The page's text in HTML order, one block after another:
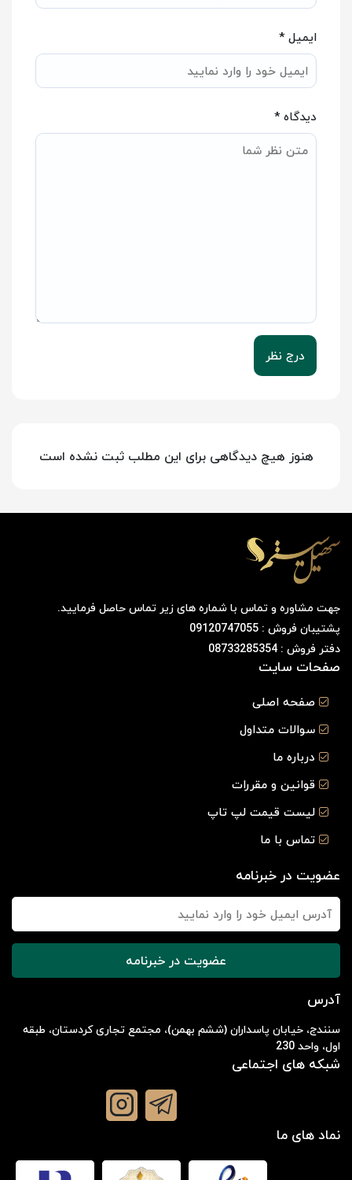
ایمیل *
دیدگاه *
درج نظر
هنوز هیچ دیدگاهی برای این مطلب ثبت نشده است
جهت مشاوره و تماس با شماره های زیر تماس حاصل فرمایید.
پشتیبان فروش : 09120747055
دفتر فروش : 08733285354
صفحات سایت
صفحه اصلی
سوالات متداول
درباره ما
قوانین و مقررات
لیست قیمت لپ تاپ
تماس با ما
عضویت در خبرنامه
عضویت در خبرنامه
آدرس
سنندج، خیابان پاسداران (ششم بهمن)، مجتمع تجاری کردستان، طبقه
اول، واحد 230
شبکه های اجتماعی
نماد های ما